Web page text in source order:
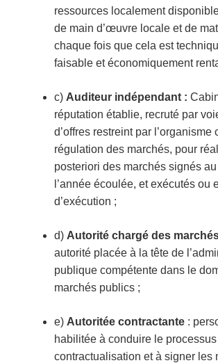
ressources localement
de main d’œuvre locale et de
chaque fois que cela est
faisable et économiquement
c) Auditeur indépendant :
réputation établie, recruté par
d’offres restreint par l’organisme
régulation des marchés, pour
posteriori des marchés signés
l’année écoulée, et exécutés ou
d’exécution ;
d) Autorité chargé des
autorité placée à la tête de
publique compétente dans le
marchés publics ;
e) Autoritée contractante :
habilitée à conduire le
contractualisation et à signer les